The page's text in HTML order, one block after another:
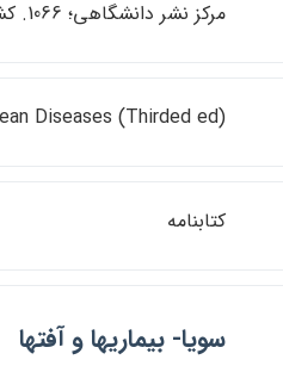
مركز نشر دانشگاهي؛ 1066. كشاورزي؛ 71
Diseases (Thirded ed)
كتابنامه
سويا- بيماريها و آفتها